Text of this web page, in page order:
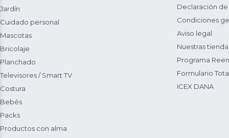
Jardín
Cuidado personal
Mascotas
Bricolaje
Planchado
Televisores / Smart TV
Costura
Bebés
Packs
Productos con alma
Declaración
Condiciones
Aviso legal
Nuestras
Programa
Formulario
ICEX DANA